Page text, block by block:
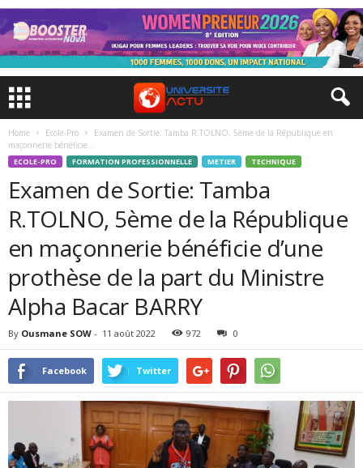
Home Ecole-Pro
Examen de Sortie: Tamba R.TOLNO, 5ème de la République en
maçonnerie bénéficie...
ECOLE-PRO FORMATION PROFESSIONNELLE METIER TECHNIQUE
Examen de Sortie: Tamba
R.TOLNO, 5ème de la République
en maçonnerie bénéficie d’une
prothèse de la part du Ministre
Alpha Bacar BARRY
By Ousmane SOW - 11 août 2022 972 0
Facebook Twitter